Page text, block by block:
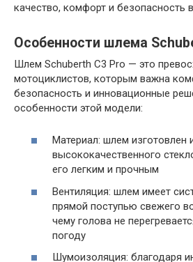
качество, комфорт и безопасность
Особенности шлема
Шлем Schuberth C3 Pro — это
мотоциклистов, которым важна
безопасность и инновационные
особенности этой модели:
Материал: шлем изготовлен
высококачественного
его легким и прочным
Вентиляция: шлем имеет
прямой поступью свежего
чему голова не
погоду
Шумоизоляция: благодаря